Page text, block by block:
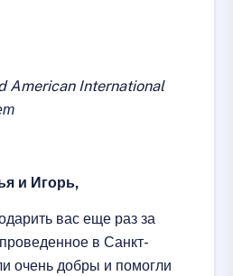
American International
и Игорь,
вас еще раз за
в Санкт-
очень добры и помогли